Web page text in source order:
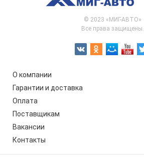
© 2023 «МИГ-АВТО»
Все права защищены.
О компании
Гарантии и доставка
Оплата
Поставщикам
Вакансии
Контакты